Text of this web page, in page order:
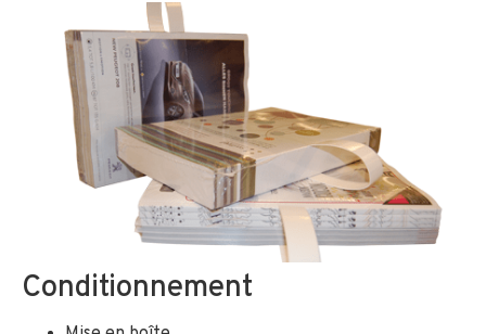
Conditionnement